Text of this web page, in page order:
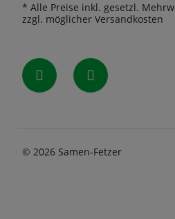
* Alle Preise inkl. gesetzl.
zzgl. möglicher Versandkosten
© 2026 Samen-Fetzer